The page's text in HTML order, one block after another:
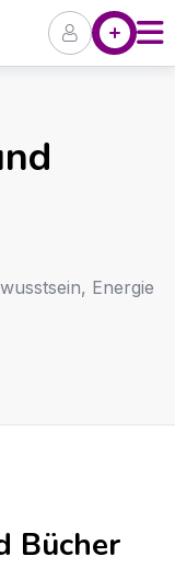
Angebote
Energie
Bücher